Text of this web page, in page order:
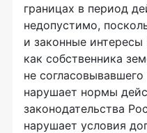
границах в период
недопустимо,
и законные
как собственника
не
нарушает нормы
законодательства
нарушает условия